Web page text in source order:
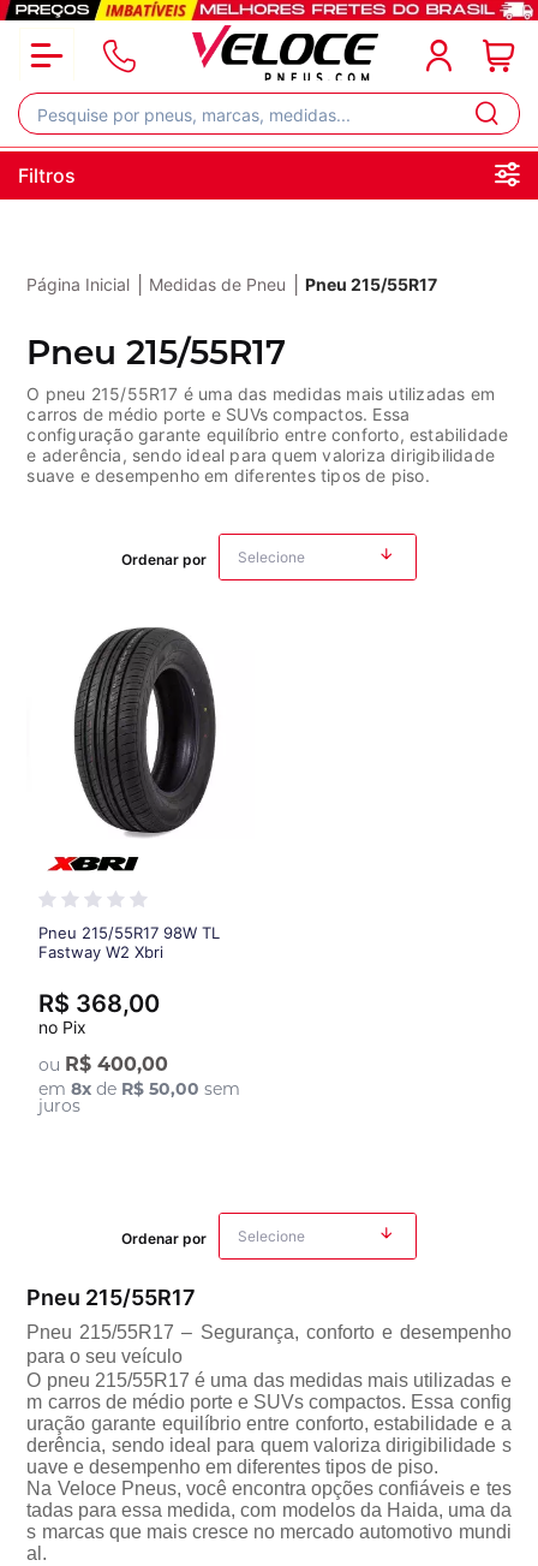
Página Inicial Medidas de Pneu Pneu 215/55R17
Filtros
Pneu 215/55R17
O pneu 215/55R17 é uma das medidas mais utilizadas em
carros de médio porte e SUVs compactos. Essa
configuração garante equilíbrio entre conforto, estabilidade
e aderência, sendo ideal para quem valoriza dirigibilidade
suave e desempenho em diferentes tipos de piso.
Ordenar por
Pneu 215/55R17 98W TL
Fastway W2 Xbri
ou R$ 400,00
em8x de R$ 50,00 sem
juros
R$ 368,00
no Pix
Ordenar por
Pneu 215/55R17
Pneu 215/55R17 – Segurança, conforto e desempenho
para o seu veículo
O pneu 215/55R17 é uma das medidas mais utilizadas e
m carros de médio porte e SUVs compactos. Essa config
uração garante equilíbrio entre conforto, estabilidade e a
derência, sendo ideal para quem valoriza dirigibilidade s
uave e desempenho em diferentes tipos de piso.
Na Veloce Pneus, você encontra opções confiáveis e tes
tadas para essa medida, com modelos da Haida, uma da
s marcas que mais cresce no mercado automotivo mundi
al.